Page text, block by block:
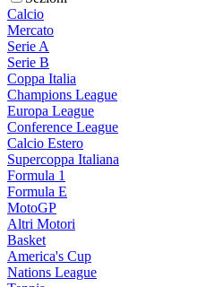
Calcio
Mercato
Serie A
Serie B
Coppa Italia
Champions League
Europa League
Conference League
Calcio Estero
Supercoppa Italiana
Formula 1
Formula E
MotoGP
Altri Motori
Basket
America's Cup
Nations League